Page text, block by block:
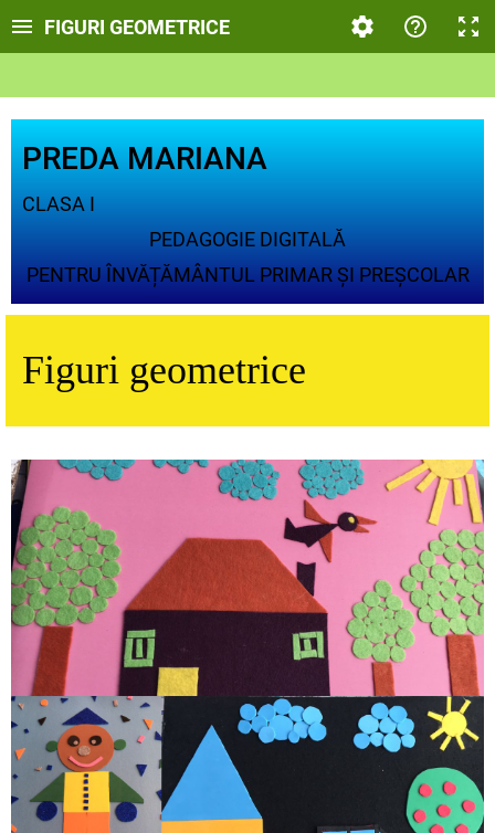
FIGURI GEOMETRICE
PREDA MARIANA
CLASA I
PEDAGOGIE DIGITALĂ
PENTRU ÎNVĂȚĂMÂNTUL PRIMAR ȘI PREȘCOLAR
Figuri geometrice